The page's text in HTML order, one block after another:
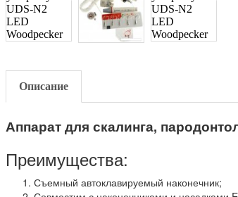
Описание
Аппарат для скалинга,
Преимущества:
Съемный автоклавируемый наконечник;